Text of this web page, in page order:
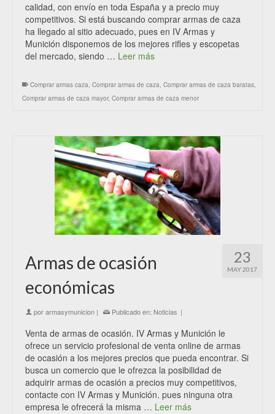
calidad, con envío en toda España y a precio muy
competitivos. Si está buscando comprar armas de caza
ha llegado al sitio adecuado, pues en IV Armas y
Munición disponemos de los mejores rifles y escopetas
del mercado, siendo … Leer más
Comprar armas caza, Comprar armas de caza, Comprar armas de caza baratas,
Comprar armas de caza mayor, Comprar armas de caza menor
23
MAY 2017
Armas de ocasión
económicas
porarmasymunicion | Publicado en: Noticias |
Venta de armas de ocasión. IV Armas y Munición le
ofrece un servicio profesional de venta online de armas
de ocasión a los mejores precios que pueda encontrar. Si
busca un comercio que le ofrezca la posibilidad de
adquirir armas de ocasión a precios muy competitivos,
contacte con IV Armas y Munición. pues ninguna otra
empresa le ofrecerá la misma … Leer más